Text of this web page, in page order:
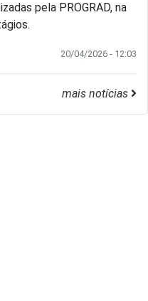
pela PROGRAD, na
20/04/2026 - 12:03
mais notícias